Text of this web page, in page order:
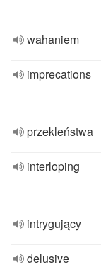
wahaniem
imprecations
przekleństwa
interloping
intrygujący
delusive